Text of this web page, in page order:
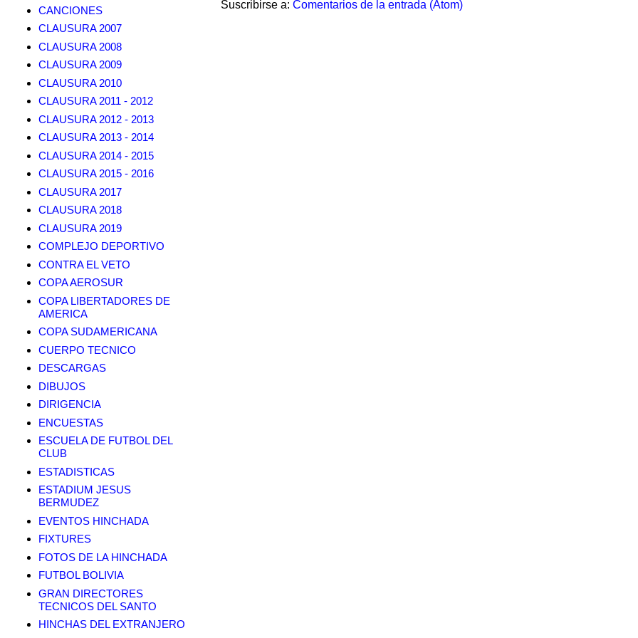
Suscribirse a: Comentarios de la entrada (Atom)
CANCIONES
CLAUSURA 2007
CLAUSURA 2008
CLAUSURA 2009
CLAUSURA 2010
CLAUSURA 2011 - 2012
CLAUSURA 2012 - 2013
CLAUSURA 2013 - 2014
CLAUSURA 2014 - 2015
CLAUSURA 2015 - 2016
CLAUSURA 2017
CLAUSURA 2018
CLAUSURA 2019
COMPLEJO DEPORTIVO
CONTRA EL VETO
COPA AEROSUR
COPA LIBERTADORES DE
AMERICA
COPA SUDAMERICANA
CUERPO TECNICO
DESCARGAS
DIBUJOS
DIRIGENCIA
ENCUESTAS
ESCUELA DE FUTBOL DEL
CLUB
ESTADISTICAS
ESTADIUM JESUS
BERMUDEZ
EVENTOS HINCHADA
FIXTURES
FOTOS DE LA HINCHADA
FUTBOL BOLIVIA
GRAN DIRECTORES
TECNICOS DEL SANTO
HINCHAS DEL EXTRANJERO